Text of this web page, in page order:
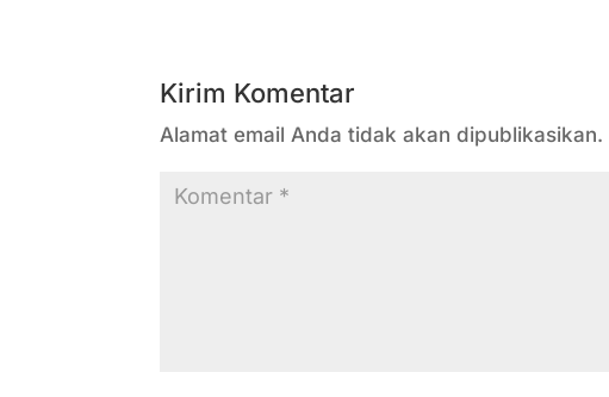
Kirim Komentar
Alamat email Anda tidak akan dipublikasikan.